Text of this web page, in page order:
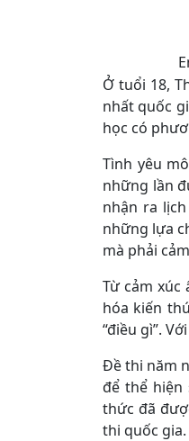
Ở tuổi 18,
nhất quốc
học có
Tình yêu
những lần
nhận ra
những lựa
mà phải
Từ cảm
hóa kiến
“điều gì”.
Đề thi năm
để thể hiện
thức đã
thi quốc gia.